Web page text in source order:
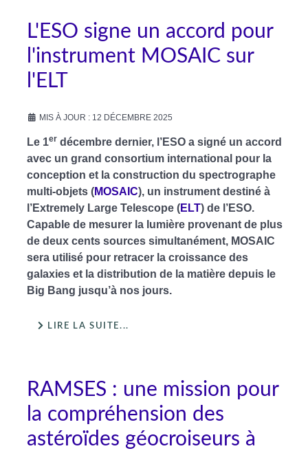
L'ESO signe un accord pour
l'instrument MOSAIC sur
l'ELT
MIS À JOUR : 12 DÉCEMBRE 2025
Le 1er décembre dernier, l’ESO a signé un accord
avec un grand consortium international pour la
conception et la construction du spectrographe
multi-objets (MOSAIC), un instrument destiné à
l’Extremely Large Telescope (ELT) de l’ESO.
Capable de mesurer la lumière provenant de plus
de deux cents sources simultanément, MOSAIC
sera utilisé pour retracer la croissance des
galaxies et la distribution de la matière depuis le
Big Bang jusqu’à nos jours.
LIRE LA SUITE...
RAMSES : une mission pour
la compréhension des
astéroïdes géocroiseurs à